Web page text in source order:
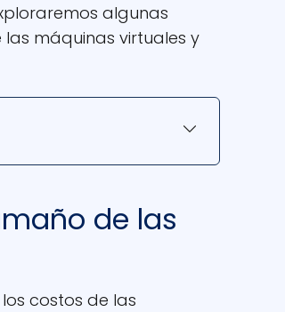
algunas
máquinas virtuales y
de las
costos de las